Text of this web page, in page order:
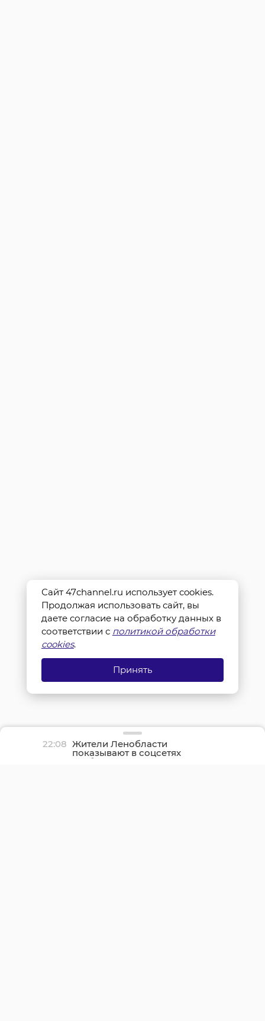
22:08 Жители Ленобласти
показывают в соцсетях
грибные трофеи
Сайт 47channel.ru использует cookies.
Продолжая использовать сайт, вы
даете согласие на обработку данных в
соответствии с политикой обработки
cookies.
Принять